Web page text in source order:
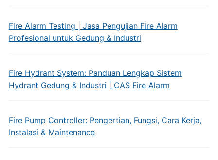
Fire Alarm Testing | Jasa Pengujian Fire Alarm
Profesional untuk Gedung & Industri
Fire Hydrant System: Panduan Lengkap Sistem
Hydrant Gedung & Industri | CAS Fire Alarm
Fire Pump Controller: Pengertian, Fungsi, Cara Kerja,
Instalasi & Maintenance